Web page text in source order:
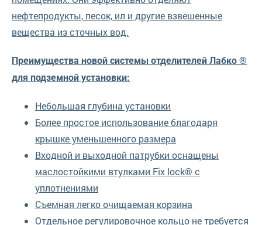
нефтепродукты, песок, ил и другие взвешенные
вещества из сточных вод.
Преимущества новой системы отделителей Лабко ®
для подземной установки:
Небольшая глубина установки
Более простое использование благодаря
крышке уменьшенного размера
Входной и выходной патрубки оснащены
маслостойкими втулками Fix lock® с
уплотнениями
Съемная легко очищаемая корзина
Отдельное регулировочное кольцо не требуется